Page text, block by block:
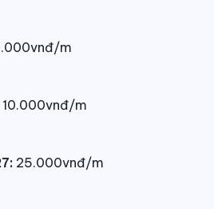
m
10.000vnđ/m
25.000vnđ/m